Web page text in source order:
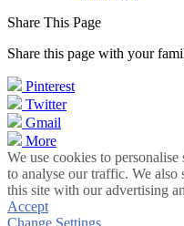
Share This Page
Share this page with your
Pinterest
Twitter
Gmail
More
We use cookies to
to analyse our traffic. We
this site with our advertising
Accept
Change Settings